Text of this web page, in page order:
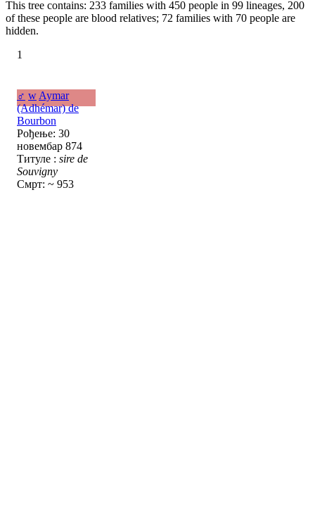
This tree contains: 233 families with 450 people in 99 lineages, 200
of these people are blood relatives; 72 families with 70 people are
hidden.
1
♂ w Aymar
(Adhémar) de
Bourbon
Рођење: 30
новембар 874
Титуле : sire de
Souvigny
Смрт: ~ 953